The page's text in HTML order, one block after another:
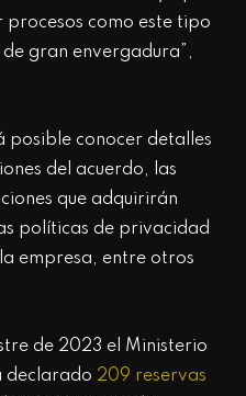
como este tipo
gran envergadura”,
posible conocer detalles
del acuerdo, las
que adquirirán
políticas de privacidad
empresa, entre otros
de 2023 el Ministerio
declarado 209 reservas